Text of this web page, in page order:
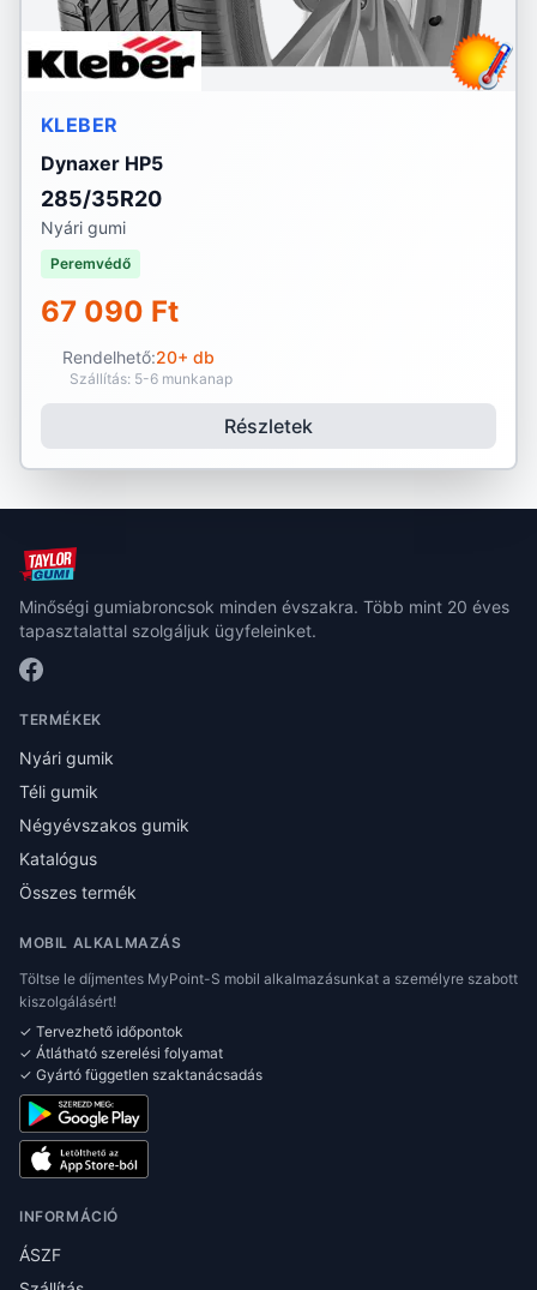
KLEBER
Dynaxer HP5
285/35R20
Nyári gumi
Peremvédő
67 090 Ft
Rendelhető:20+ db
Szállítás: 5-6 munkanap
Részletek
Minőségi gumiabroncsok minden évszakra. Több mint 20 éves
tapasztalattal szolgáljuk ügyfeleinket.
TERMÉKEK
Nyári gumik
Téli gumik
Négyévszakos gumik
Katalógus
Összes termék
MOBIL ALKALMAZÁS
Töltse le díjmentes MyPoint-S mobil alkalmazásunkat a személyre szabott
kiszolgálásért!
✓ Tervezhető időpontok
✓ Átlátható szerelési folyamat
✓ Gyártó független szaktanácsadás
INFORMÁCIÓ
ÁSZF